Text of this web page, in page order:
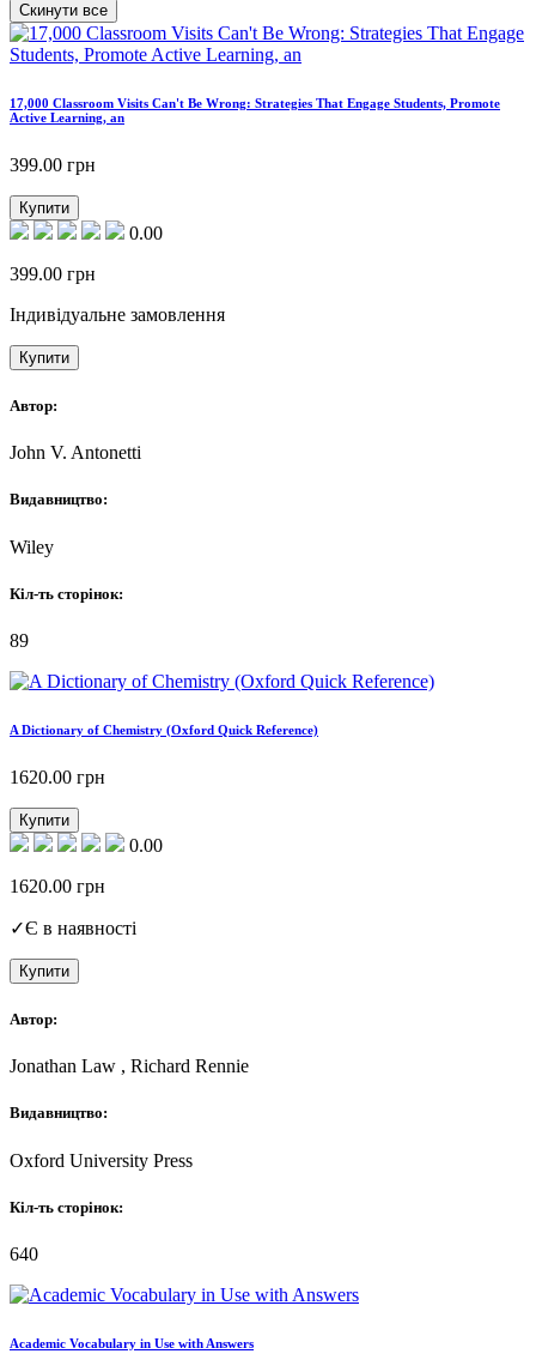
17,000 Classroom Visits Can't Be Wrong: Strategies That Engage Students, Promote
Active Learning, an
399.00 грн
Купити
0.00
399.00 грн
Індивідуальне замовлення
Купити
Автор:
John V. Antonetti
Видавництво:
Wiley
Кіл-ть сторінок:
89
A Dictionary of Chemistry (Oxford Quick Reference)
1620.00 грн
Купити
0.00
1620.00 грн
✓Є в наявності
Купити
Автор:
Jonathan Law , Richard Rennie
Видавництво:
Oxford University Press
Кіл-ть сторінок:
640
Academic Vocabulary in Use with Answers